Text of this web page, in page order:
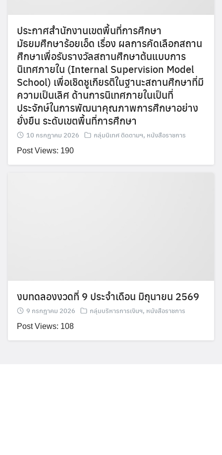
ประกาศสำนักงานเขตพื้นที่การศึกษา
มัธยมศึกษาร้อยเอ็ด เรื่อง ผลการคัดเลือกสถาน
ศึกษาเพื่อรับรางวัลสถานศึกษาต้นแบบการ
นิเทศภายใน (Internal Supervision Model
School) เพื่อเชิดชูเกียรติในฐานะสถานศึกษาที่มี
ความเป็นเลิศ ด้านการนิเทศภายในเป็นที่
ประจักษ์ในการพัฒนาคุณภาพการศึกษาอย่าง
ยั่งยืน ระดับเขตพื้นที่การศึกษา
10 กรกฎาคม 2026 กลุ่มนิเทศ ติดตามฯ, หนังสือราชการ
Post Views: 190
งบทดลองงวดที่ 9 ประจำเดือน มิถุนายน 2569
9 กรกฎาคม 2026 กลุ่มบริหารการเงินฯ, หนังสือราชการ
Post Views: 108